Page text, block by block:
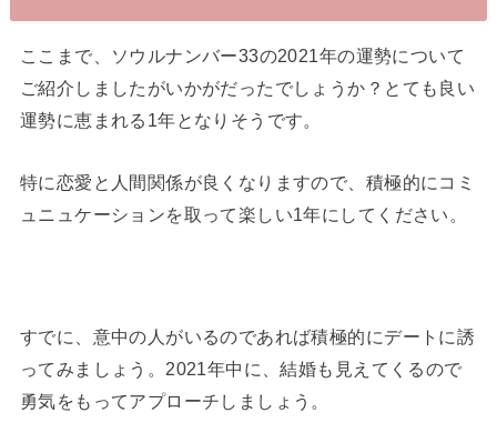
ここまで、ソウルナンバー33の2021年の運勢について
ご紹介しましたがいかがだったでしょうか？とても良い
運勢に恵まれる1年となりそうです。
特に恋愛と人間関係が良くなりますので、積極的にコミ
ュニュケーションを取って楽しい1年にしてください。
すでに、意中の人がいるのであれば積極的にデートに誘
ってみましょう。2021年中に、結婚も見えてくるので
勇気をもってアプローチしましょう。